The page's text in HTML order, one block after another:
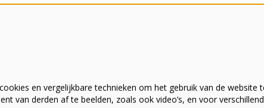
woensdag t/m vrijdag van 13.00
en 75 minuten voorafgaand aan
of film.
en vergelijkbare technieken om het gebruik van de website
van derden af te beelden, zoals ook video’s, en voor